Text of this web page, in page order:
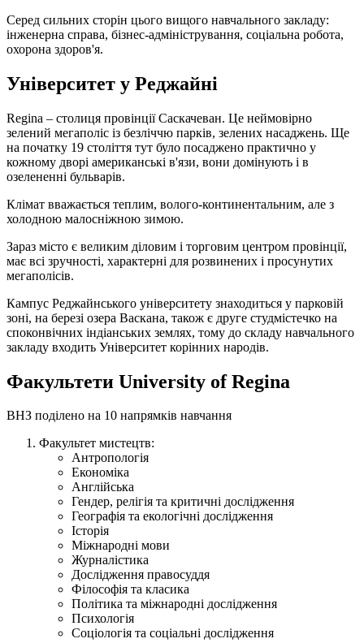
Серед сильних сторін цього вищого навчального закладу:
інженерна справа, бізнес-адміністрування, соціальна робота,
охорона здоров'я.
Університет у Реджайні
Regina – столиця провінції Саскачеван. Це неймовірно
зелений мегаполіс із безліччю парків, зелених насаджень. Ще
на початку 19 століття тут було посаджено практично у
кожному дворі американські в'язи, вони домінують і в
озелененні бульварів.
Клімат вважається теплим, волого-континентальним, але з
холодною малосніжною зимою.
Зараз місто є великим діловим і торговим центром провінції,
має всі зручності, характерні для розвинених і просунутих
мегаполісів.
Кампус Реджайнського університету знаходиться у парковій
зоні, на березі озера Васкана, також є друге студмістечко на
споконвічних індіанських землях, тому до складу навчального
закладу входить Університет корінних народів.
Факультети University of Regina
ВНЗ поділено на 10 напрямків навчання
Факультет мистецтв:
Антропологія
Економіка
Англійська
Гендер, релігія та критичні дослідження
Географія та екологічні дослідження
Історія
Міжнародні мови
Журналістика
Дослідження правосуддя
Філософія та класика
Політика та міжнародні дослідження
Психологія
Соціологія та соціальні дослідження